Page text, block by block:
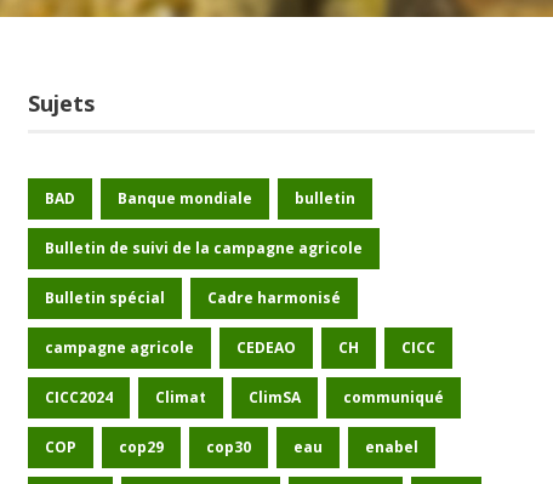
Sujets
BAD Banque mondiale bulletin
Bulletin de suivi de la campagne agricole
Bulletin spécial Cadre harmonisé
campagne agricole CEDEAO CH CICC
CICC2024 Climat ClimSA communiqué
COP cop29 cop30 eau enabel